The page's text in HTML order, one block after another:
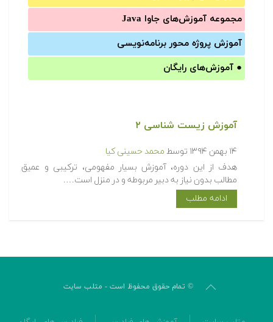
مجموعه آموزش‌های جاوا Java
آموزش‌ پروژه محور برنامه‌نویسی
● آموزش‌های رایگان
آموزش زیست شناسی ۲
۱۴ بهمن ۱۳۹۴ توسط محمد حسینی کیا
هدف از این دوره، آموزش بسیار مفهومی، ترکیبی و عمیق
مطالب بدون نیاز به دبیر مربوطه و در منزل است….
ادامه مطلب
© تمام حقوق محفوظ است - متلب سایت